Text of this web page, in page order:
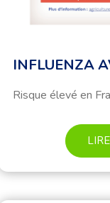
INFLUENZA
Risque élevé en